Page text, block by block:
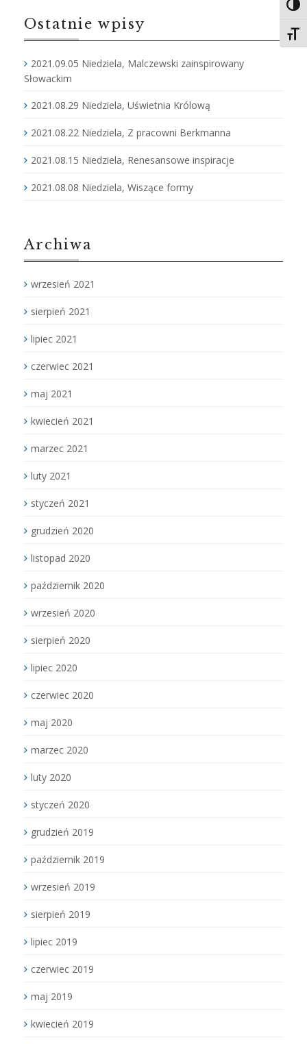
Ostatnie wpisy
2021.09.05 Niedziela, Malczewski zainspirowany
Słowackim
2021.08.29 Niedziela, Uświetnia Królową
2021.08.22 Niedziela, Z pracowni Berkmanna
2021.08.15 Niedziela, Renesansowe inspiracje
2021.08.08 Niedziela, Wiszące formy
Archiwa
wrzesień 2021
sierpień 2021
lipiec 2021
czerwiec 2021
maj 2021
kwiecień 2021
marzec 2021
luty 2021
styczeń 2021
grudzień 2020
listopad 2020
październik 2020
wrzesień 2020
sierpień 2020
lipiec 2020
czerwiec 2020
maj 2020
marzec 2020
luty 2020
styczeń 2020
grudzień 2019
październik 2019
wrzesień 2019
sierpień 2019
lipiec 2019
czerwiec 2019
maj 2019
kwiecień 2019